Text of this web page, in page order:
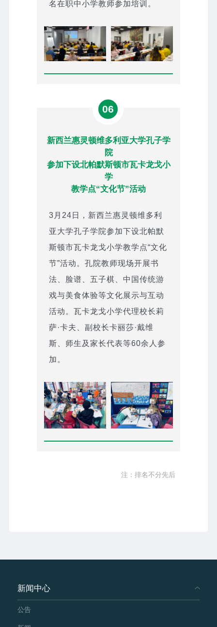
名在职中小学教师参加培训。
06
新西兰惠灵顿维多利亚大学孔子学
院
参加下设北帕默斯顿市瓦卡龙戈小
学
教学点“文化节”活动
3月24日，新西兰惠灵顿维多利
亚大学孔子学院参加下设北帕默
斯顿市瓦卡龙戈小学教学点“文化
节”活动。孔院教师现场开展书
法、脸谱、五子棋、中国传统游
戏与美食体验等文化展示与互动
活动。瓦卡龙戈小学代理校长莉
萨·卡夫、副校长卡丽莎·戴维
斯、师生及家长代表等60余人参
加。
注：排名不分先后
新闻中心
公告